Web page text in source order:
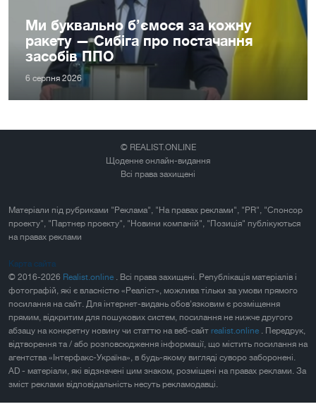
Ми буквально б’ємося за кожну
ракету — Сибіга про постачання
засобів ППО
6 серпня 2026
© REALIST.ONLINE
Щоденне онлайн-видання
Всі права захищені
Матеріали під рубриками "Реклама", "На правах реклами", "PR", "Спонсор
проекту", "Партнер проекту", "Новини компаній", "Позиція" публікуються
на правах реклами
Карта сайта
© 2016-2026 Realist.online . Всі права захищені. Републікація матеріалів і
фотографій, які є власністю «Реаліст», можлива тільки за умови прямого
посилання на сайт. Для інтернет-видань обов'язковим є розміщення
прямим, відкритим для пошукових систем, посилання не нижче другого
абзацу на конкретну новину чи статтю на веб-сайт realist.online . Передрук,
відтворення та / або розповсюдження інформації, що містить посилання на
агентства «Інтерфакс-Україна», в будь-якому вигляді суворо заборонені.
AD - матеріали, які відзначені цим знаком, розміщені на правах реклами. За
зміст реклами відповідальність несуть рекламодавці.